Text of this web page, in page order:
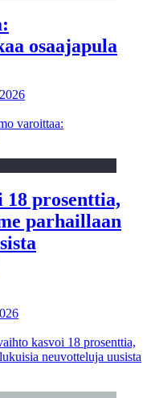
osaajapula
varoittaa:
18 prosenttia,
parhaillaan
kasvoi 18 prosenttia,
neuvotteluja uusista